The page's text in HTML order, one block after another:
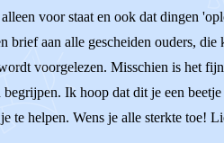
voor staat en ook dat dingen
brief aan alle gescheiden ouders,
voorgelezen. Misschien is het
Ik hoop dat dit je een
te helpen. Wens je alle sterkte toe!